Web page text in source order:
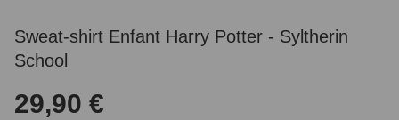
Sweat-shirt Enfant Harry Potter - Syltherin
School
29,90 €